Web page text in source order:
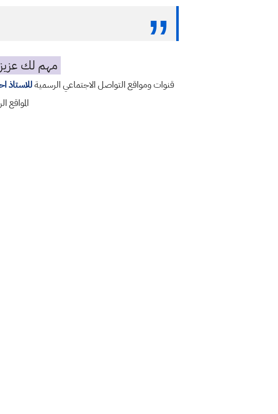
مهم لك
قنوات ومواقع التواصل الاجتماعي الرسميةللاستاذ
المواقع